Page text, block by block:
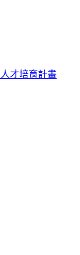
才培育計畫